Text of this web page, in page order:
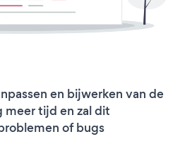
en bijwerken van de
meer tijd en zal dit
of bugs